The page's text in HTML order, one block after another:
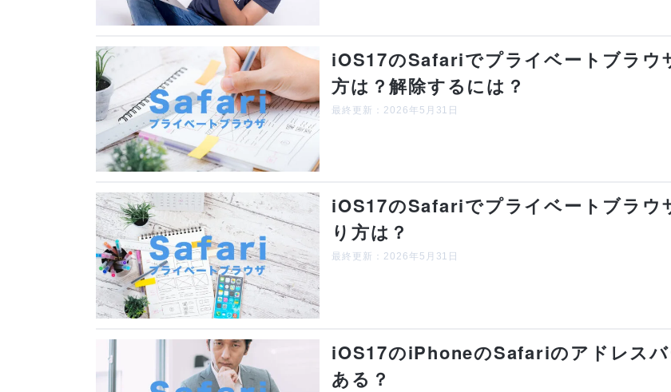
iOS17のSafariでプライベートブラウ
方は？解除するには？
最終更新：2026年5月31日
iOS17のSafariでプライベートブラウ
り方は？
最終更新：2026年5月31日
iOS17のiPhoneのSafariのアドレス
ある？